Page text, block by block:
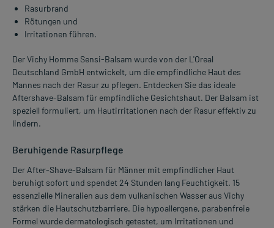
Rasurbrand
Rötungen und
Irritationen führen.
Der Vichy Homme Sensi-Balsam wurde von der L'Oreal
Deutschland GmbH entwickelt, um die empfindliche Haut des
Mannes nach der Rasur zu pflegen. Entdecken Sie das ideale
Aftershave-Balsam für empfindliche Gesichtshaut. Der Balsam ist
speziell formuliert, um Hautirritationen nach der Rasur effektiv zu
lindern.
Beruhigende Rasurpflege
Der After-Shave-Balsam für Männer mit empfindlicher Haut
beruhigt sofort und spendet 24 Stunden lang Feuchtigkeit. 15
essenzielle Mineralien aus dem vulkanischen Wasser aus Vichy
stärken die Hautschutzbarriere. Die hypoallergene, parabenfreie
Formel wurde dermatologisch getestet, um Irritationen und